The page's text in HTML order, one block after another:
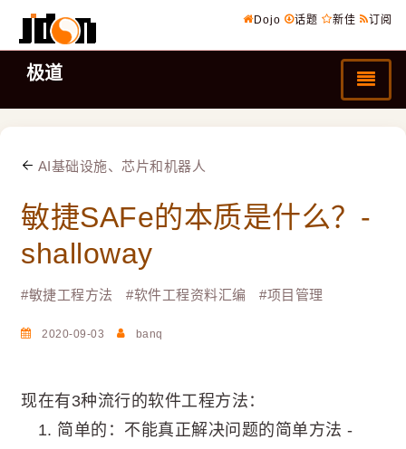
Dojo 话题 新佳 订阅
极道
AI基础设施、芯片和机器人
敏捷SAFe的本质是什么？-
shalloway
#敏捷工程方法 #软件工程资料汇编 #项目管理
2020-09-03 banq
现在有3种流行的软件工程方法：
简单的：不能真正解决问题的简单方法 -